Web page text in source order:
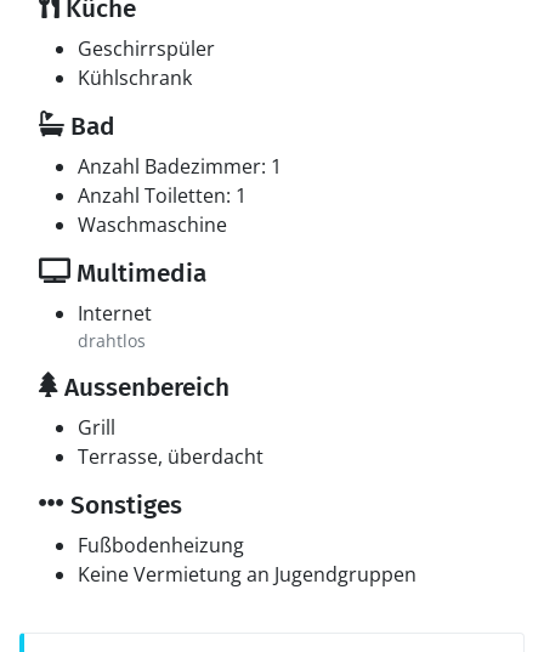
Multimedien
In der Ferienunterkunft gibt es einen Fernseher.1
Chromecast. Fernsehen via Streaming. Mindestens 4
Internetverbindung zur Verfügung.
Küche
Geschirrspüler
Kühlschrank
Bad
Anzahl Badezimmer: 1
Anzahl Toiletten: 1
Waschmaschine
Multimedia
Internet
drahtlos
Aussenbereich
Grill
Terrasse, überdacht
Sonstiges
Fußbodenheizung
Keine Vermietung an Jugendgruppen